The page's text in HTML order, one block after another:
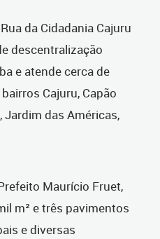
da Cidadania Cajuru
descentralização
e atende cerca de
Cajuru, Capão
Jardim das Américas,
Maurício Fruet,
m² e três pavimentos
e diversas